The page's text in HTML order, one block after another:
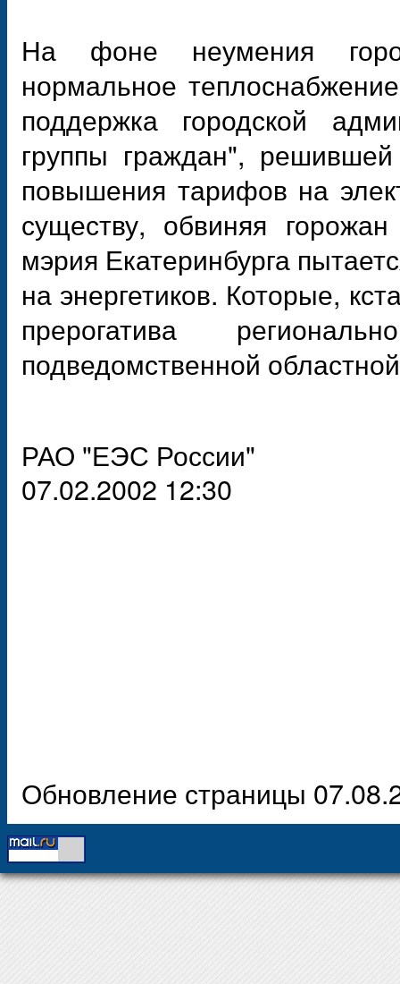
На фоне неумения
нормальное
поддержка городской
группы граждан",
повышения тарифов на
существу, обвиняя
мэрия Екатеринбурга
на энергетиков. Которые,
прерогатива
подведомственной
РАО "ЕЭС России"
07.02.2002 12:30
Обновление страницы